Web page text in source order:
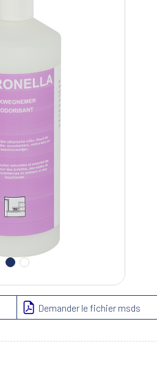
Demander le fichier msds